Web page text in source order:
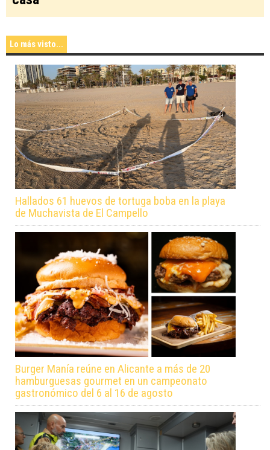
Lo más visto...
Hallados 61 huevos de tortuga boba en la playa
de Muchavista de El Campello
Burger Manía reúne en Alicante a más de 20
hamburguesas gourmet en un campeonato
gastronómico del 6 al 16 de agosto